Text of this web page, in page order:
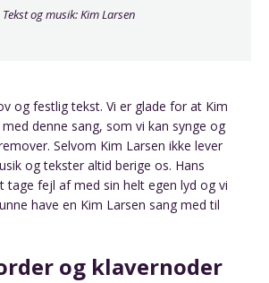
Tekst og musik: Kim Larsen
og festlig tekst. Vi er glade for at Kim
denne sang, som vi kan synge og
Selvom Kim Larsen ikke lever
og tekster altid berige os. Hans
tage fejl af med sin helt egen lyd og vi
have en Kim Larsen sang med til
og klavernoder